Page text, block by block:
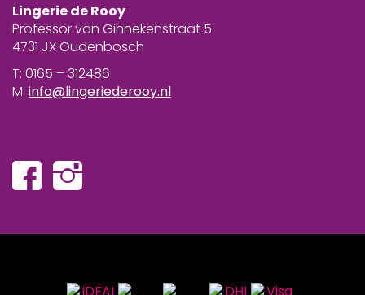
Lingerie de Rooy
Professor van Ginnekenstraat 5
4731 JX Oudenbosch
T: 0165 – 312486
M: info@lingeriederooy.nl